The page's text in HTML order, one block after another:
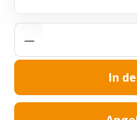
Produkt
In